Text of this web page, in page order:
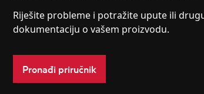
Riješite probleme i potražite upute ili
dokumentaciju o vašem proizvodu.
Pronađi priručnik